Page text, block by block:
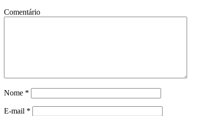
Comentário
Nome *
E-mail *